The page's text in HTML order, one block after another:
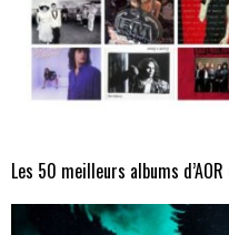
Les 50 meilleurs albums